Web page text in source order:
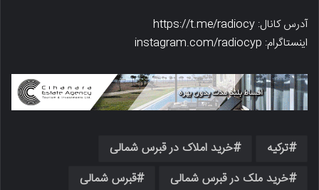
آدرس کانال: https://t.me/radiocy
اینستاگرام: instagram.com/radiocyp
ترکیه
خرید املاک در قبرس شمالی
خرید ملک در قبرس شمالی
قبرس شمالی